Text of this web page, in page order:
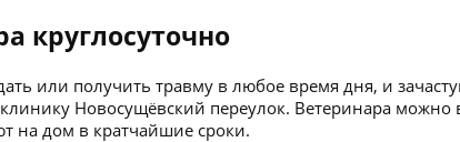
круглосуточно
или получить травму в любое время дня, и
Новосущёвский переулок. Ветеринара
на дом в кратчайшие сроки.